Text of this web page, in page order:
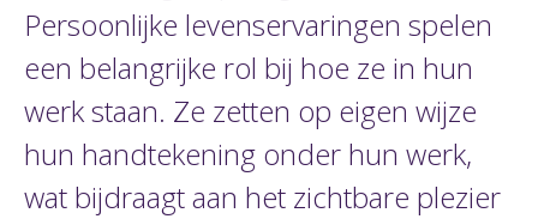
Persoonlijke levenservaringen spelen
een belangrijke rol bij hoe ze in hun
werk staan. Ze zetten op eigen wijze
hun handtekening onder hun werk,
wat bijdraagt aan het zichtbare plezier